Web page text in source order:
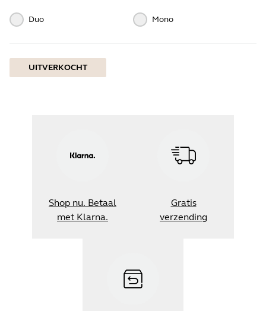
Duo Mono
UITVERKOCHT
Shop nu. Betaal
met Klarna.
Gratis
verzending